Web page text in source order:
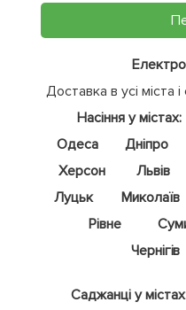
Доставка в усі міста
Насіння у містах:
Одеса
Дніпро
Херсон
Львів
Луцьк
Миколаїв
Рівне
Чернігів
Саджанці у